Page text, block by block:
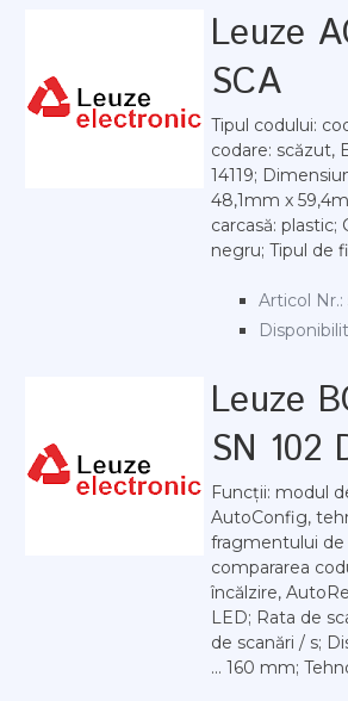
Leuze
SCA
Tipul codului:
codare: scăzut,
14119;
48,1mm x
carcasă: plastic;
negru; Tipul de
Articol Nr.:
Leuze
SN 102
Funcții: modul
AutoConfig,
fragmentului de
compararea
încălzire,
LED; Rata de
de scanări / s;
... 160 mm;